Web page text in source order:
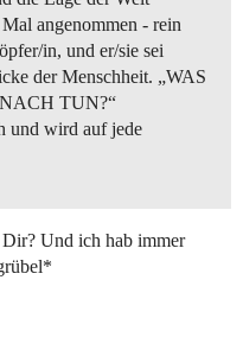
angenommen - rein
in, und er/sie sei
der Menschheit. „WAS
TUN?“
und wird auf jede
Dir? Und ich hab immer